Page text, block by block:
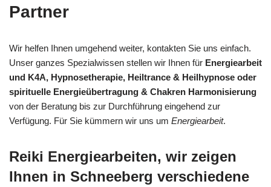
Partner
Wir helfen Ihnen umgehend weiter, kontakten Sie uns einfach.
Unser ganzes Spezialwissen stellen wir Ihnen für Energiearbeit
und K4A, Hypnosetherapie, Heiltrance & Heilhypnose oder
spirituelle Energieübertragung & Chakren Harmonisierung
von der Beratung bis zur Durchführung eingehend zur
Verfügung. Für Sie kümmern wir uns um Energiearbeit.
Reiki Energiearbeiten, wir zeigen
Ihnen in Schneeberg verschiedene